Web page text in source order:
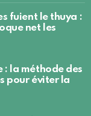
fuient le thuya :
net les
: la méthode des
pour éviter la